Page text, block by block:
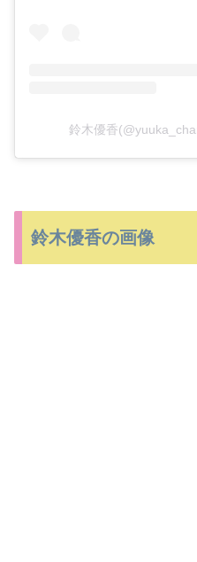
鈴木優香
鈴木優香の画像